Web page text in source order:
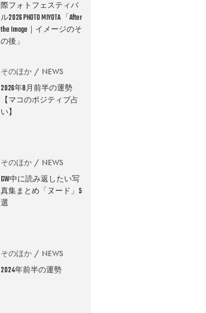
際フォトフェスティバ
ル2026 PHOTO MIYOTA 「After
the Image｜イメージのそ
の後」
そのほか NEWS
2026年8月前半の運勢
【マコのポジティブ占
い】
そのほか NEWS
GW中に読み返したい写
真集まとめ「ヌード」5
選
そのほか NEWS
2024年前半の運勢